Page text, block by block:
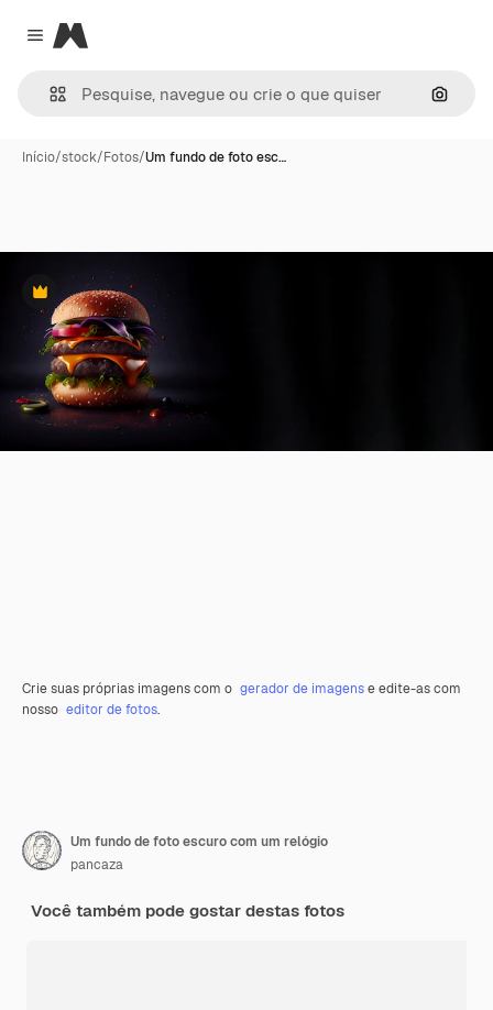
Close menu
Magnific
Início/stock/Fotos/Um fundo de foto esc…
Premium
Crie suas próprias imagens com o gerador de imagense edite-as com
nosso editor de fotos.
Um fundo de foto escuro com um relógio
pancaza
Você também pode gostar destas fotos